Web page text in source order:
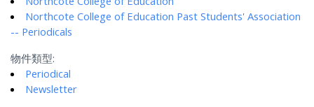
Northcote College of Education Past Students' Association
-- Periodicals
物件類型:
Periodical
Newsletter